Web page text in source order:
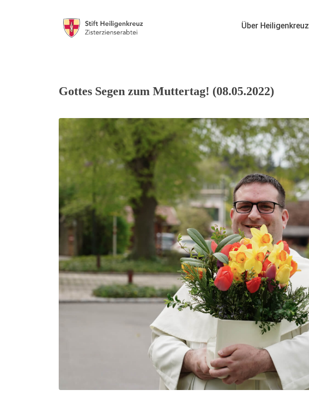
Über Heiligenkreuz
Gottes Segen zum Muttertag! (08.05.2022)